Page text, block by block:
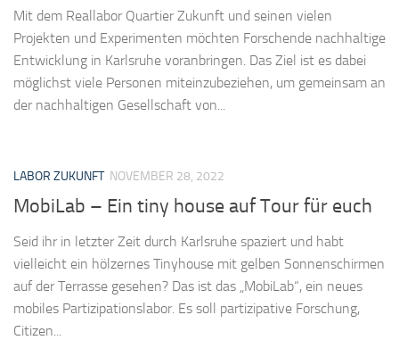
Mit dem Reallabor Quartier Zukunft und seinen vielen
Projekten und Experimenten möchten Forschende nachhaltige
Entwicklung in Karlsruhe voranbringen. Das Ziel ist es dabei
möglichst viele Personen miteinzubeziehen, um gemeinsam an
der nachhaltigen Gesellschaft von...
LABOR ZUKUNFT NOVEMBER 28, 2022
MobiLab – Ein tiny house auf Tour für euch
Seid ihr in letzter Zeit durch Karlsruhe spaziert und habt
vielleicht ein hölzernes Tinyhouse mit gelben Sonnenschirmen
auf der Terrasse gesehen? Das ist das „MobiLab“, ein neues
mobiles Partizipationslabor. Es soll partizipative Forschung,
Citizen...